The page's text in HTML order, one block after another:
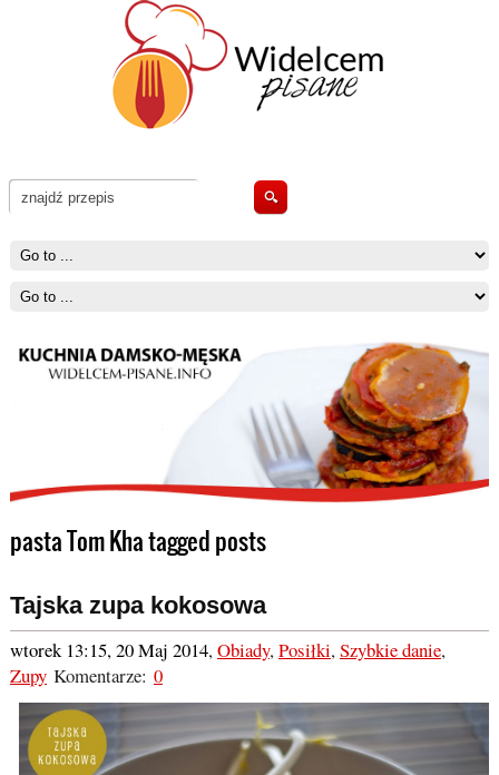
pasta Tom Kha tagged posts
Tajska zupa kokosowa
wtorek 13:15, 20 Maj 2014,Obiady,Posiłki,Szybkie danie,
ZupyKomentarze: 0